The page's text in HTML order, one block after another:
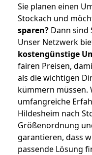
Sie planen einen
Stockach und
sparen? Dann sind
Unser Netzwerk
kostengünstige
fairen Preisen,
als die wichtigen
kümmern
umfangreiche
Hildesheim nach
Größenordnung
garantieren, dass
passende Lösung